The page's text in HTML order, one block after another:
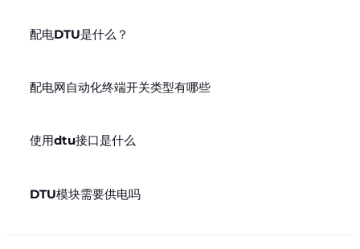
配电DTU是什么？
配电网自动化终端开关类型有哪些
使用dtu接口是什么
DTU模块需要供电吗